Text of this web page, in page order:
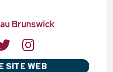
Brunswick
SITE WEB